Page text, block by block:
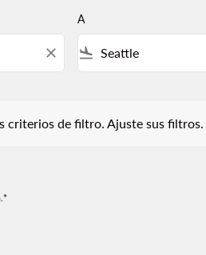
close
A
flight_land
criterios de filtro. Ajuste sus filtros.